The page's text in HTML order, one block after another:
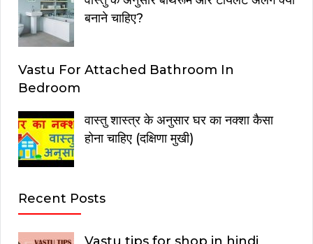
बनाने चाहिए?
Vastu For Attached Bathroom In
Bedroom
वास्तु शास्त्र के अनुसार घर का नक्शा कैसा
होना चाहिए (दक्षिणा मुखी)
Recent Posts